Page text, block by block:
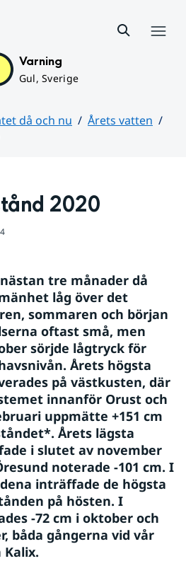
Varning
Gul, Sverige
då och nu
Årets vatten
2020
tre månader då
låg över det
sommaren och början
oftast små, men
sörjde lågtryck för
Årets högsta
på västkusten, där
innanför Orust och
uppmätte +151 cm
Årets lägsta
i slutet av november
noterade -101 cm. I
inträffade de högsta
på hösten. I
-72 cm i oktober och
båda gångerna vid vår